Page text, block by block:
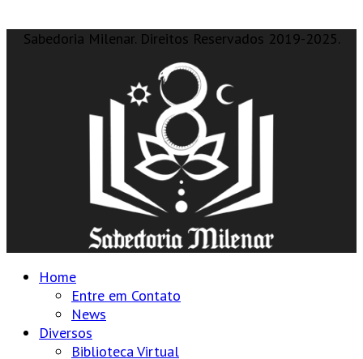
Sabedoria Milenar. Direitos Reservados 2019-2025.
Home
Entre em Contato
News
Diversos
Biblioteca Virtual